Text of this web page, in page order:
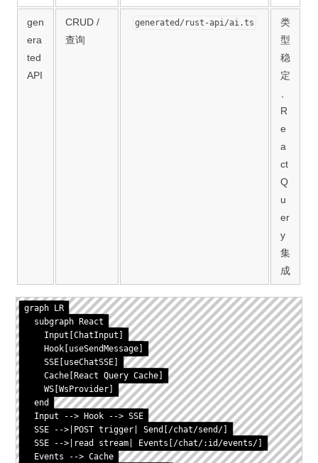
gen
era
ted
API
CRUD /
查询
generated/rust-api/ai.ts
类
型
稳
定
R
e
a
ct
Q
u
er
y
集
成
graph LR
  subgraph React
    Input[ChatInput]
    Hook[useSendMessage]
    SSE[useChatSSE]
    Cache[React Query Cache]
    WS[WsProvider]
  end
  Input --> Hook --> SSE
  SSE -->|POST trigger| Send[/chat/send/]
  SSE -->|read stream| Events[/chat/:id/events/]
  Events --> Cache